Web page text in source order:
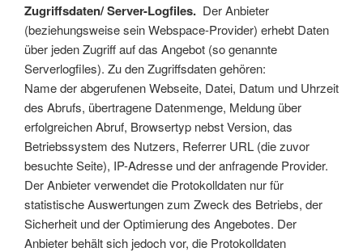
Zugriffsdaten/ Server-Logfiles. Der Anbieter
(beziehungsweise sein Webspace-Provider) erhebt Daten
über jeden Zugriff auf das Angebot (so genannte
Serverlogfiles). Zu den Zugriffsdaten gehören:
Name der abgerufenen Webseite, Datei, Datum und Uhrzeit
des Abrufs, übertragene Datenmenge, Meldung über
erfolgreichen Abruf, Browsertyp nebst Version, das
Betriebssystem des Nutzers, Referrer URL (die zuvor
besuchte Seite), IP-Adresse und der anfragende Provider.
Der Anbieter verwendet die Protokolldaten nur für
statistische Auswertungen zum Zweck des Betriebs, der
Sicherheit und der Optimierung des Angebotes. Der
Anbieter behält sich jedoch vor, die Protokolldaten